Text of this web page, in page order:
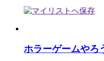
ホラーゲームやろ